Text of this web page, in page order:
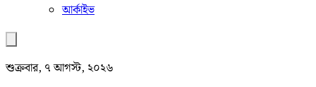
আর্কাইভ
শুক্রবার, ৭ আগস্ট, ২০২৬